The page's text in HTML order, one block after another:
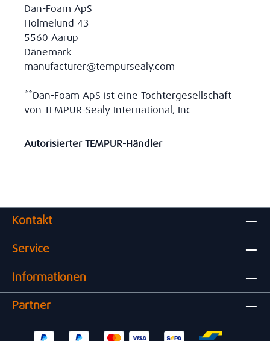
Dan-Foam ApS
Holmelund 43
5560 Aarup
Dänemark
manufacturer@tempursealy.com
**Dan-Foam ApS ist eine Tochtergesellschaft
von TEMPUR-Sealy International, Inc
Autorisierter TEMPUR-Händler
Kontakt
Service
Informationen
Partner